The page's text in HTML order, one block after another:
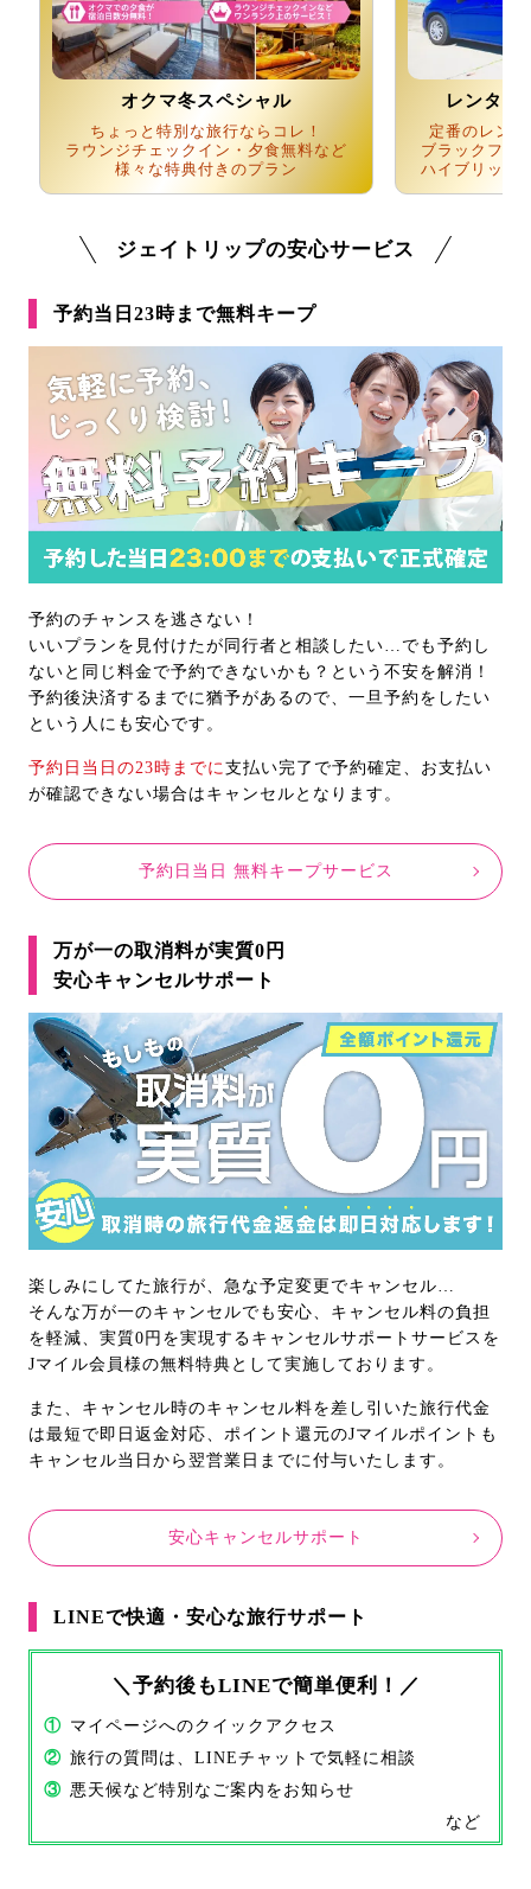
オクマ冬スペシャル
ちょっと特別な旅行ならコレ！
ラウンジチェックイン・夕食無料など
様々な特典付きのプラン
レンタカ
定番のレン
ブラックフラ
ハイブリッド
ジェイトリップの安心サービス
予約当日23時まで無料キープ
予約のチャンスを逃さない！
いいプランを見付けたが同行者と相談したい…でも予約し
ないと同じ料金で予約できないかも？という不安を解消！
予約後決済するまでに猶予があるので、一旦予約をしたい
という人にも安心です。
予約日当日の23時までに 支払い完了で予約確定、お支払い
が確認できない場合はキャンセルとなります。
予約日当日 無料キープサービス
万が一の取消料が実質0円
安心キャンセルサポート
楽しみにしてた旅行が、急な予定変更でキャンセル…
そんな万が一のキャンセルでも安心、キャンセル料の負担
を軽減、実質0円を実現するキャンセルサポートサービスを
Jマイル会員様の無料特典として実施しております。
また、キャンセル時のキャンセル料を差し引いた旅行代金
は最短で即日返金対応、ポイント還元のJマイルポイントも
キャンセル当日から翌営業日までに付与いたします。
安心キャンセルサポート
LINEで快適・安心な旅行サポート
＼予約後もLINEで簡単便利！／
① マイページへのクイックアクセス
② 旅行の質問は、LINEチャットで気軽に相談
③ 悪天候など特別なご案内をお知らせ
など